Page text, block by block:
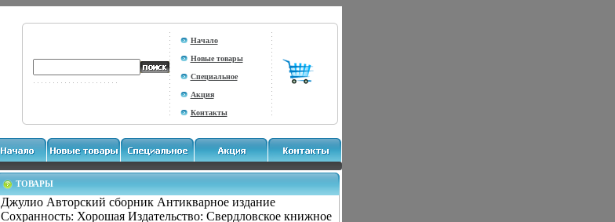
Начало
Новые товары
Специальное
Акция
Контакты
ТОВАРЫ
Джулио Авторский сборник Антикварное издание
Сохранность: Хорошая Издательство: Свердловское книжное